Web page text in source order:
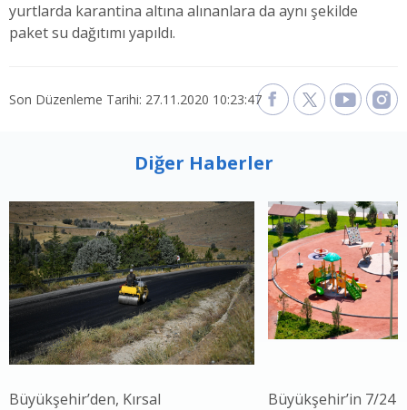
yurtlarda karantina altına alınanlara da aynı şekilde
paket su dağıtımı yapıldı.
Son Düzenleme Tarihi: 27.11.2020 10:23:47
Diğer Haberler
Büyükşehir’den, Kırsal
Büyükşehir’in 7/24